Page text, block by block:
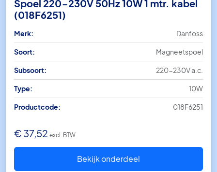
Spoel 220-230V 50Hz 10W 1 mtr. kabel
(018F6251)
Merk: Danfoss
Soort: Magneetspoel
Subsoort: 220-230V a.c.
Type: 10W
Productcode: 018F6251
€ 37,52 excl. BTW
Bekijk onderdeel